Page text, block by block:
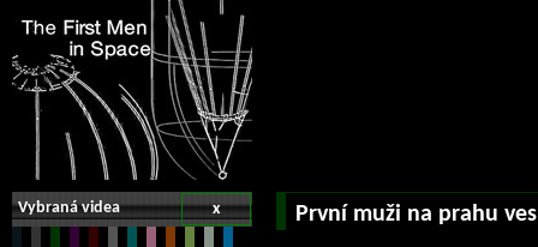
x
Vybraná videa První muži na prahu